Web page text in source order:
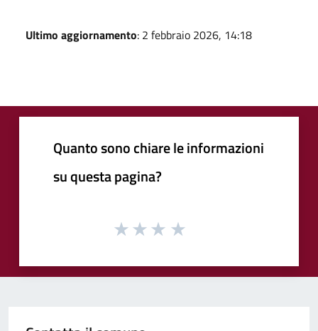
Ultimo aggiornamento: 2 febbraio 2026, 14:18
Quanto sono chiare le informazioni
su questa pagina?